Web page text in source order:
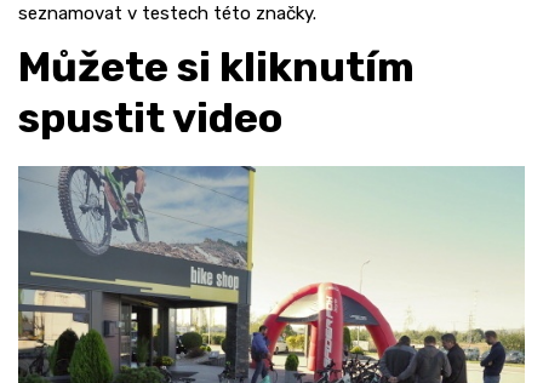
seznamovat v testech této značky.
Můžete si kliknutím
spustit video